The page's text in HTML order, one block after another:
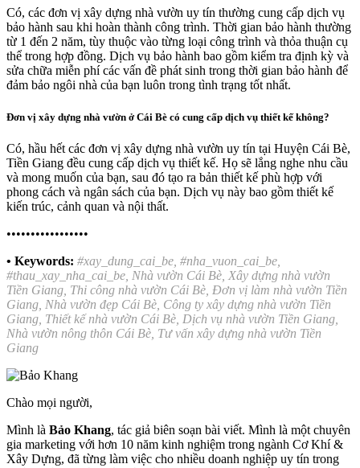
Có, các đơn vị xây dựng nhà vườn uy tín thường cung cấp dịch vụ
bảo hành sau khi hoàn thành công trình. Thời gian bảo hành thường
từ 1 đến 2 năm, tùy thuộc vào từng loại công trình và thỏa thuận cụ
thể trong hợp đồng. Dịch vụ bảo hành bao gồm kiểm tra định kỳ và
sửa chữa miễn phí các vấn đề phát sinh trong thời gian bảo hành để
đảm bảo ngôi nhà của bạn luôn trong tình trạng tốt nhất.
Đơn vị xây dựng nhà vườn ở Cái Bè có cung cấp dịch vụ thiết kế không?
Có, hầu hết các đơn vị xây dựng nhà vườn uy tín tại Huyện Cái Bè,
Tiền Giang đều cung cấp dịch vụ thiết kế. Họ sẽ lắng nghe nhu cầu
và mong muốn của bạn, sau đó tạo ra bản thiết kế phù hợp với
phong cách và ngân sách của bạn. Dịch vụ này bao gồm thiết kế
kiến trúc, cảnh quan và nội thất.
•••••••••••••••••
• Keywords: #xay_dung_cai_be, #nha_vuon_cai_be,
#thau_xay_nha_cai_be, Nhà vườn Cái Bè, Xây dựng nhà vườn
Tiền Giang, Thi công nhà vườn Cái Bè, Đơn vị làm nhà vườn Tiền
Giang, Nhà vườn đẹp Cái Bè, Công ty xây dựng nhà vườn Tiền
Giang, Thiết kế nhà vườn Cái Bè, Dịch vụ nhà vườn Tiền Giang,
Nhà vườn nông thôn Cái Bè, Tư vấn xây dựng nhà vườn Tiền
Giang
Chào mọi người,
Mình là Bảo Khang, tác giả biên soạn bài viết. Mình là một chuyên
gia marketing với hơn 10 năm kinh nghiệm trong ngành Cơ Khí &
Xây Dựng, đã từng làm việc cho nhiều doanh nghiệp uy tín trong